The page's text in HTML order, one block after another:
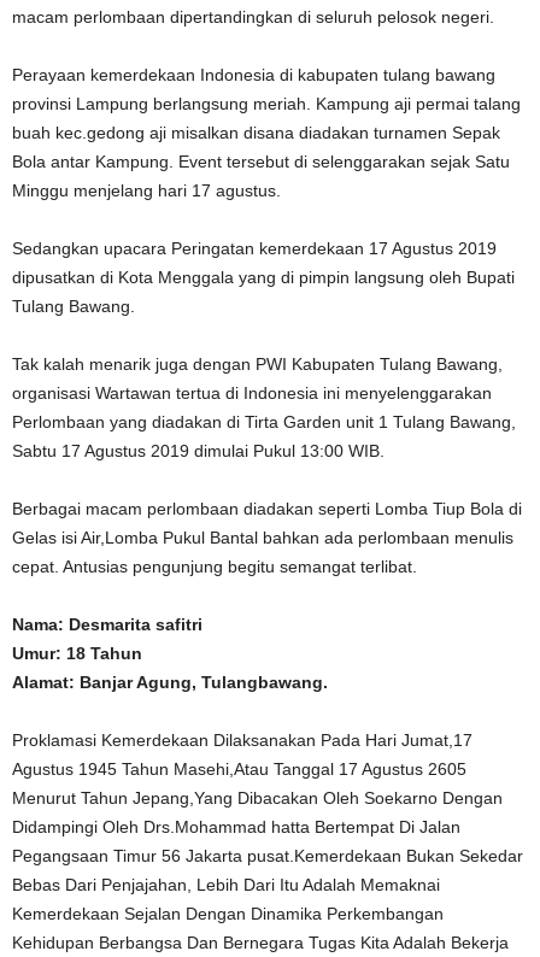
macam perlombaan dipertandingkan di seluruh pelosok negeri.
Perayaan kemerdekaan Indonesia di kabupaten tulang bawang
provinsi Lampung berlangsung meriah. Kampung aji permai talang
buah kec.gedong aji misalkan disana diadakan turnamen Sepak
Bola antar Kampung. Event tersebut di selenggarakan sejak Satu
Minggu menjelang hari 17 agustus.
Sedangkan upacara Peringatan kemerdekaan 17 Agustus 2019
dipusatkan di Kota Menggala yang di pimpin langsung oleh Bupati
Tulang Bawang.
Tak kalah menarik juga dengan PWI Kabupaten Tulang Bawang,
organisasi Wartawan tertua di Indonesia ini menyelenggarakan
Perlombaan yang diadakan di Tirta Garden unit 1 Tulang Bawang,
Sabtu 17 Agustus 2019 dimulai Pukul 13:00 WIB.
Berbagai macam perlombaan diadakan seperti Lomba Tiup Bola di
Gelas isi Air,Lomba Pukul Bantal bahkan ada perlombaan menulis
cepat. Antusias pengunjung begitu semangat terlibat.
Nama: Desmarita safitri
Umur: 18 Tahun
Alamat: Banjar Agung, Tulangbawang.
Proklamasi Kemerdekaan Dilaksanakan Pada Hari Jumat,17
Agustus 1945 Tahun Masehi,Atau Tanggal 17 Agustus 2605
Menurut Tahun Jepang,Yang Dibacakan Oleh Soekarno Dengan
Didampingi Oleh Drs.Mohammad hatta Bertempat Di Jalan
Pegangsaan Timur 56 Jakarta pusat.Kemerdekaan Bukan Sekedar
Bebas Dari Penjajahan, Lebih Dari Itu Adalah Memaknai
Kemerdekaan Sejalan Dengan Dinamika Perkembangan
Kehidupan Berbangsa Dan Bernegara Tugas Kita Adalah Bekerja